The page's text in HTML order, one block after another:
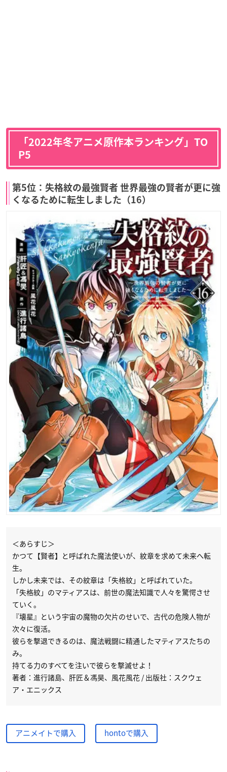
「2022年冬アニメ原作本ランキング」TO
P5
第5位：失格紋の最強賢者 世界最強の賢者が更に強
くなるために転生しました（16）
＜あらすじ＞
かつて【賢者】と呼ばれた魔法使いが、紋章を求めて未来へ転
生。
しかし未来では、その紋章は「失格紋」と呼ばれていた。
「失格紋」のマティアスは、前世の魔法知識で人々を驚愕させ
ていく。
『壊星』という宇宙の魔物の欠片のせいで、古代の危険人物が
次々に復活。
彼らを撃退できるのは、魔法戦闘に精通したマティアスたちの
み。
持てる力のすべてを注いで彼らを撃滅せよ！
著者：進行諸島、肝匠＆馮昊、風花風花 / 出版社：スクウェ
ア・エニックス
アニメイトで購入 hontoで購入